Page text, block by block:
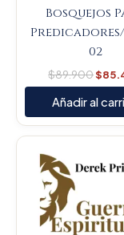
Bosquejos
02
$89.900$
Añadir al
was: